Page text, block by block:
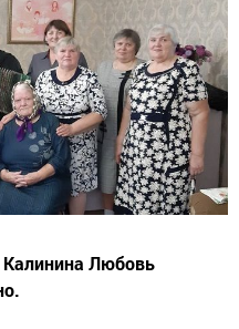
Калинина Любовь